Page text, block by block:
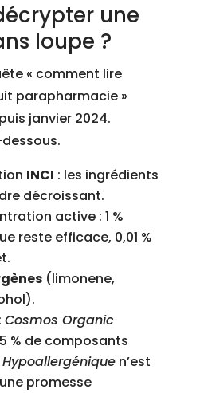
une
loupe ?
« comment lire
parapharmacie »
janvier 2024.
INCI : les ingrédients
décroissant.
active : 1 %
reste efficace, 0,01 %
(limonene,
Cosmos Organic
% de composants
Hypoallergéniquen’est
promesse